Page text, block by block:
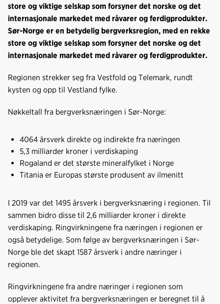
b
o
e
d
I
s
t
store og viktige selskap som forsyner det norske og det
internasjonale markedet med råvarer og ferdigprodukter.
Sør-Norge er en betydelig bergverksregion, med en rekke
store og viktige selskap som forsyner det norske og det
internasjonale markedet med råvarer og ferdigprodukter.
Regionen strekker seg fra Vestfold og Telemark, rundt
kysten og opp til Vestland fylke.
Nøkkeltall fra bergverksnæringen i Sør-Norge:
4064 årsverk direkte og indirekte fra næringen
5,3 milliarder kroner i verdiskaping
Rogaland er det største mineralfylket i Norge
Titania er Europas største produsent av ilmenitt
I 2019 var det 1495 årsverk i bergverksnæring i regionen. Til
sammen bidro disse til 2,6 milliarder kroner i direkte
verdiskaping. Ringvirkningene fra næringen i regionen er
også betydelige. Som følge av bergverksnæringen i Sør-
Norge ble det skapt 1587 årsverk i andre næringer i
regionen.
Ringvirkningene fra andre næringer i regionen som
opplever aktivitet fra bergverksnæringen er beregnet til å